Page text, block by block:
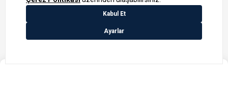
1000 TL ve Üzeri Alışverişlerinizde Kargo Bedava!